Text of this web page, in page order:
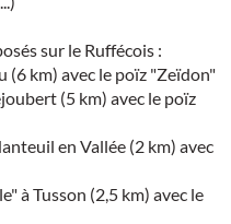
sur le Ruffécois :
(6 km) avec le poïz "Zeïdon"
(5 km) avec le poïz
en Vallée (2 km) avec
à Tusson (2,5 km) avec le